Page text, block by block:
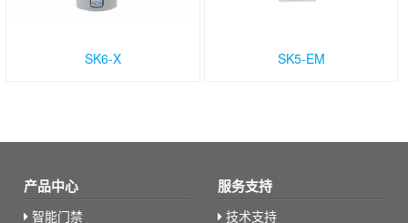
SK6-X SK5-EM
产品中心
智能门禁
服务支持
技术支持